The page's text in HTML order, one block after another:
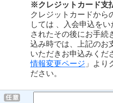
※クレジットカード支
クレジットカードから
しては 、入会申込を
されたその後にお手続
込み時では、上記のお
いただきお申込みくだ
情報変更ページ 」より
ださい。